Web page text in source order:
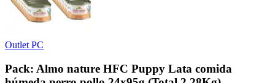
Outlet PC
Pack: Almo nature HFC Puppy Lata comida